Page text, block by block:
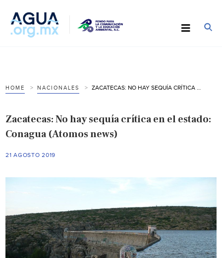
HOME NACIONALES
Zacatecas: No hay sequía crítica en el estado:
Conagua (Atomos news)
21 AGOSTO 2019